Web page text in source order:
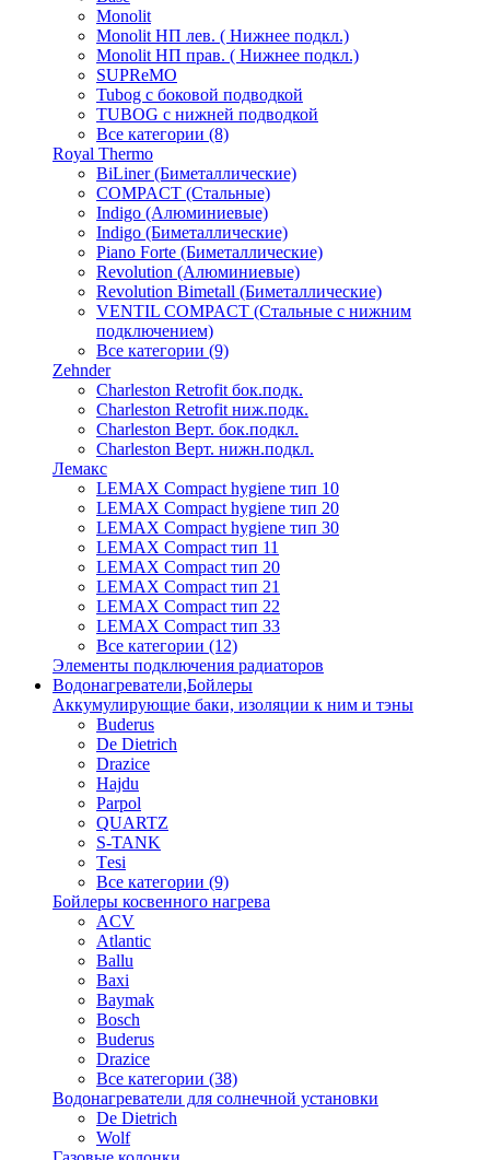
Monolit
Monolit НП лев. ( Нижнее подкл.)
Monolit НП прав. ( Нижнее подкл.)
SUPReMO
Tubog с боковой подводкой
TUBOG с нижней подводкой
Все категории (8)
Royal Thermo
BiLiner (Биметаллические)
COMPACT (Стальные)
Indigo (Алюминиевые)
Indigo (Биметаллические)
Piano Forte (Биметаллические)
Revolution (Алюминиевые)
Revolution Bimetall (Биметаллические)
VENTIL COMPACT (Стальные с нижним
подключением)
Все категории (9)
Zehnder
Charleston Retrofit бок.подк.
Charleston Retrofit ниж.подк.
Charleston Верт. бок.подкл.
Charleston Верт. нижн.подкл.
Лемакс
LEMAX Compact hygiene тип 10
LEMAX Compact hygiene тип 20
LEMAX Compact hygiene тип 30
LEMAX Compact тип 11
LEMAX Compact тип 20
LEMAX Compact тип 21
LEMAX Compact тип 22
LEMAX Compact тип 33
Все категории (12)
Элементы подключения радиаторов
Водонагреватели,Бойлеры
Аккумулирующие баки, изоляции к ним и тэны
Buderus
De Dietrich
Drazice
Hajdu
Parpol
QUARTZ
S-TANK
Tеsi
Все категории (9)
Бойлеры косвенного нагрева
ACV
Atlantic
Ballu
Baxi
Baymak
Bosch
Buderus
Drazice
Все категории (38)
Водонагреватели для солнечной установки
De Dietrich
Wolf